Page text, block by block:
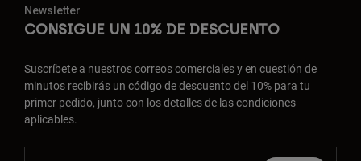
Newsletter
CONSIGUE UN 10% DE DESCUENTO
Suscríbete a nuestros correos comerciales y en cuestión de
minutos recibirás un código de descuento del 10% para tu
primer pedido, junto con los detalles de las condiciones
aplicables.